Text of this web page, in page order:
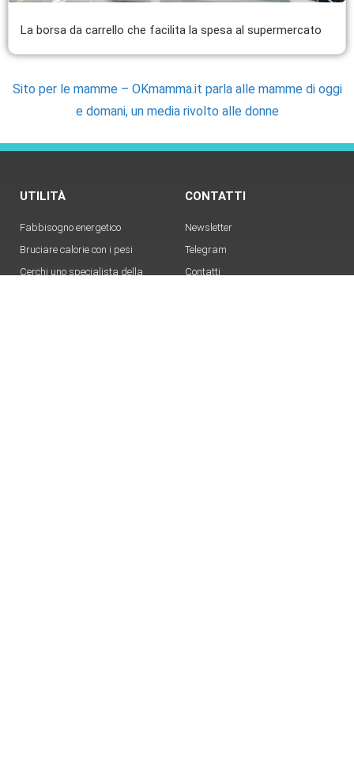
La borsa da carrello che facilita la spesa al supermercato
Sito per le mamme – OKmamma.it parla alle mamme di oggi
e domani, un media rivolto alle donne
UTILITÀ
Fabbisogno energetico
Bruciare calorie con i pesi
Cerchi uno specialista della
CONTATTI
Newsletter
Telegram
Contatti